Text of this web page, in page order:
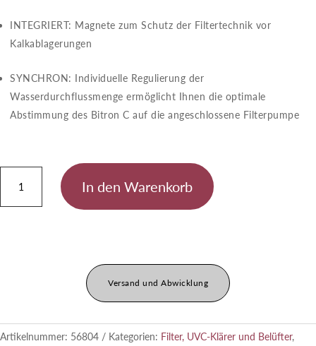
INTEGRIERT​​: Magnete zum Schutz der Filtertechnik vor
Kalkablagerungen
SYNCHRON​​: Individuelle Regulierung der
Wasserdurchflussmenge ermöglicht Ihnen die optimale
Abstimmung des Bitron C auf die angeschlossene Filterpumpe
24
In den Warenkorb
Versand und Abwicklung
Artikelnummer: 56804 Kategorien: Filter, UVC-Klärer und Belüfter,